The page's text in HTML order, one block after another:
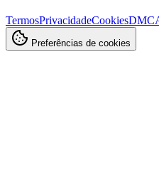
TermosPrivacidadeCookies
Preferências de cookies